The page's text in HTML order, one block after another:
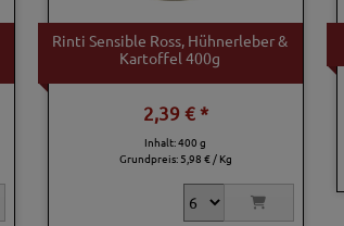
Rinti Sensible Ross, Hühnerleber &
Kartoffel 400g
2,39 € *
Inhalt: 400 g
Grundpreis: 5,98 € / Kg